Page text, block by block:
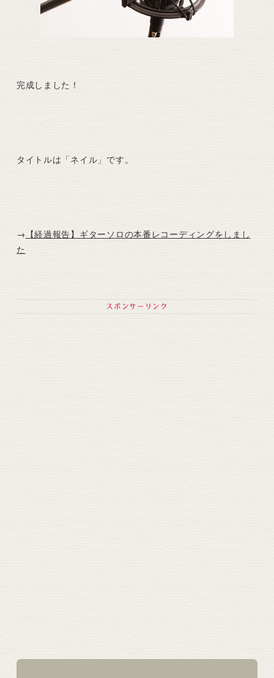
完成しました！
タイトルは「ネイル」です。
→ 【経過報告】ギターソロの本番レコーディングをしまし
た
スポンサーリンク